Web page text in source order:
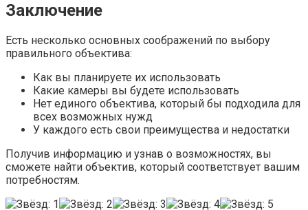
Заключение
Есть несколько основных соображений по выбору
правильного объектива:
Как вы планируете их использовать
Какие камеры вы будете использовать
Нет единого объектива, который бы подходила для
всех возможных нужд
У каждого есть свои преимущества и недостатки
Получив информацию и узнав о возможностях, вы
сможете найти объектив, который соответствует вашим
потребностям.